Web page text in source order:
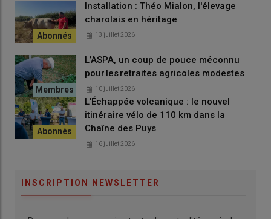
commercial autour de leur race emblématique.
Installation : Théo Mialon, l'élevage
charolais en héritage
13 juillet 2026
L’ASPA, un coup de pouce méconnu
pour les retraites agricoles modestes
10 juillet 2026
L'Échappée volcanique : le nouvel
itinéraire vélo de 110 km dans la
Chaîne des Puys
16 juillet 2026
INSCRIPTION NEWSLETTER